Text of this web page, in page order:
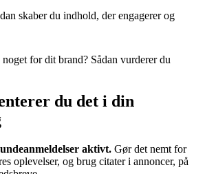
skaber du indhold, der engagerer og
for dit brand? Sådan vurderer du
du det i din
aktivt. Gør det nemt for
oplevelser, og brug citater i annoncer, på